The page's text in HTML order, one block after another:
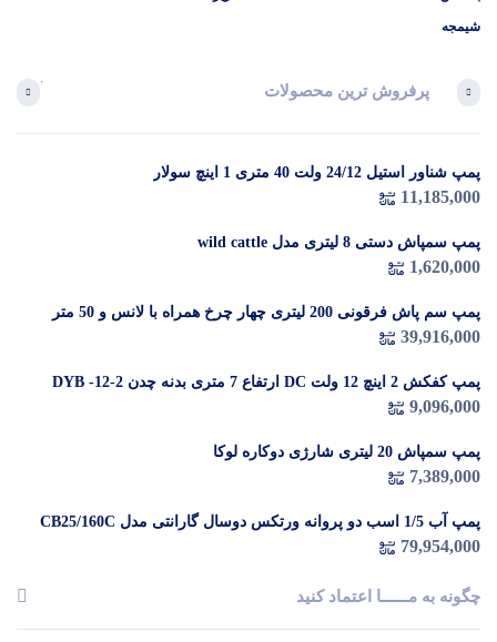
شیمجه
پرفروش ترین محصولات
پمپ شناور استیل 24/12 ولت 40 متری 1 اینچ سولار
11,185,000
پمپ سمپاش دستی 8 لیتری مدل wild cattle
1,620,000
پمپ سم پاش فرقونی 200 لیتری چهار چرخ همراه با لانس و 50 متر
شیلنگ
39,916,000
پمپ کفکش 2 اینچ 12 ولت DC ارتفاع 7 متری بدنه چدن DYB -12-2
9,096,000
پمپ سمپاش 20 لیتری شارژی دوکاره لوکا
7,389,000
پمپ آب 1/5 اسب دو پروانه ورتکس دوسال گارانتی مدل CB25/160C
79,954,000
چگونه به مــــــا اعتماد کنید